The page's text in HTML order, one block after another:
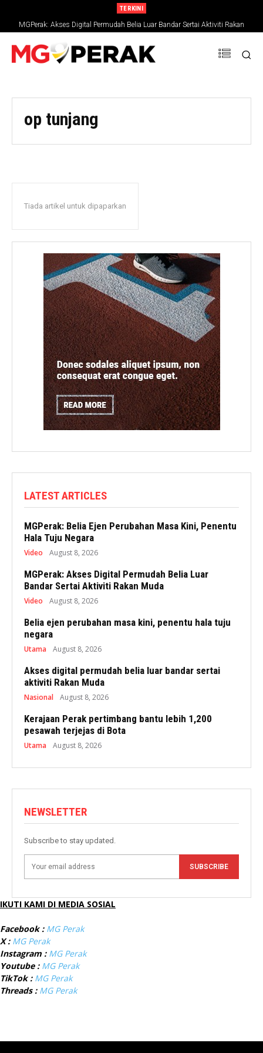
TERKINI
MGPerak: Akses Digital Permudah Belia Luar Bandar Sertai Aktiviti Rakan
Muda
op tunjang
Tiada artikel untuk dipaparkan
LATEST ARTICLES
MGPerak: Belia Ejen Perubahan Masa Kini, Penentu
Hala Tuju Negara
Video August 8, 2026
MGPerak: Akses Digital Permudah Belia Luar
Bandar Sertai Aktiviti Rakan Muda
Video August 8, 2026
Belia ejen perubahan masa kini, penentu hala tuju
negara
Utama August 8, 2026
Akses digital permudah belia luar bandar sertai
aktiviti Rakan Muda
Nasional August 8, 2026
Kerajaan Perak pertimbang bantu lebih 1,200
pesawah terjejas di Bota
Utama August 8, 2026
NEWSLETTER
Subscribe to stay updated.
SUBSCRIBE
IKUTI KAMI DI MEDIA SOSIAL
Facebook : MG Perak
X : MG Perak
Instagram : MG Perak
Youtube : MG Perak
TikTok : MG Perak
Threads : MG Perak